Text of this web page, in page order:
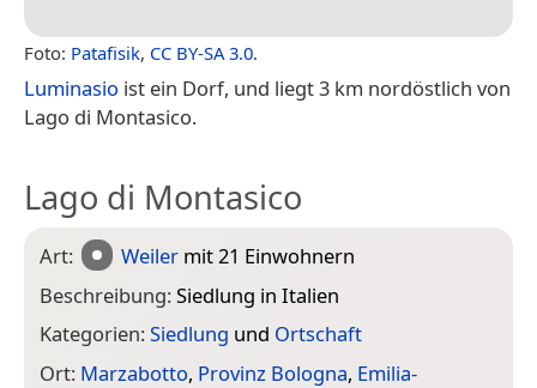
Foto: Patafisik, CC BY-SA 3.0.
Luminasio ist ein Dorf, und liegt 3 km nordöstlich von
Lago di Montasico.
Lago di Montasico
Art: Weiler mit 21 Einwohnern
Beschreibung:Siedlung in Italien
Kategorien:Siedlung und Ortschaft
Ort: Marzabotto, Provinz Bologna, Emilia-